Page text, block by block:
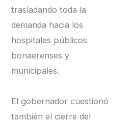
trasladando toda la
demanda hacia los
hospitales públicos
bonaerenses y
municipales.
El gobernador cuestionó
también el cierre del